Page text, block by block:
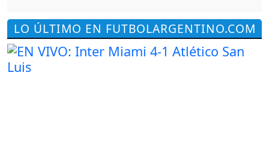
LO ÚLTIMO EN FUTBOLARGENTINO.COM